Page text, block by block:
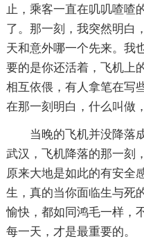
止，乘客一直在叽叽喳喳
了。那一刻，我突然明白
天和意外哪一个先来。我
要的是你还活着，飞机上
相互依偎，有人拿笔在写
在那一刻明白，什么叫做
当晚的飞机并没降落
武汉，飞机降落的那一刻
原来大地是如此的有安全
生，真的当你面临生与死
愉快，都如同鸿毛一样，
每一天，才是最重要的。